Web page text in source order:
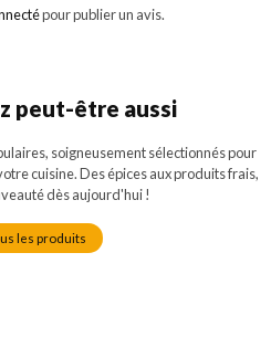
pour publier un avis.
peut-être aussi
soigneusement sélectionnés pour
cuisine. Des épices aux produits frais,
dès aujourd'hui !
les produits